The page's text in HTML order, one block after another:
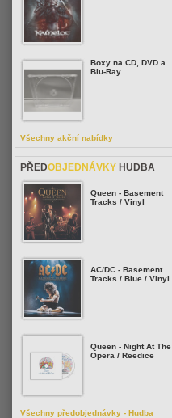
Boxy na CD, DVD a
Blu-Ray
Všechny akční nabídky
PŘEDOBJEDNÁVKY HUDBA
Queen - Basement
Tracks / Vinyl
AC/DC - Basement
Tracks / Blue / Vinyl
Queen - Night At The
Opera / Reedice
Všechny předobjednávky - Hudba